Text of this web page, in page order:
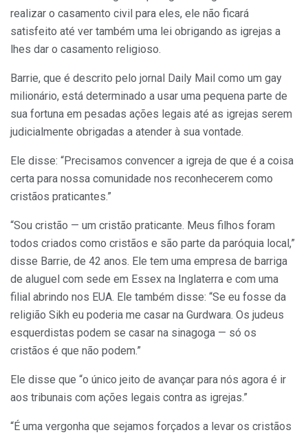
realizar o casamento civil para eles, ele não ficará
satisfeito até ver também uma lei obrigando as igrejas a
lhes dar o casamento religioso.
Barrie, que é descrito pelo jornal Daily Mail como um gay
milionário, está determinado a usar uma pequena parte de
sua fortuna em pesadas ações legais até as igrejas serem
judicialmente obrigadas a atender à sua vontade.
Ele disse: “Precisamos convencer a igreja de que é a coisa
certa para nossa comunidade nos reconhecerem como
cristãos praticantes.”
“Sou cristão — um cristão praticante. Meus filhos foram
todos criados como cristãos e são parte da paróquia local,”
disse Barrie, de 42 anos. Ele tem uma empresa de barriga
de aluguel com sede em Essex na Inglaterra e com uma
filial abrindo nos EUA. Ele também disse: “Se eu fosse da
religião Sikh eu poderia me casar na Gurdwara. Os judeus
esquerdistas podem se casar na sinagoga — só os
cristãos é que não podem.”
Ele disse que “o único jeito de avançar para nós agora é ir
aos tribunais com ações legais contra as igrejas.”
“É uma vergonha que sejamos forçados a levar os cristãos